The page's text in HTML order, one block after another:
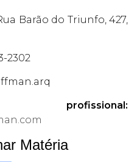
Barão do Triunfo, 427,
2302
Matéria